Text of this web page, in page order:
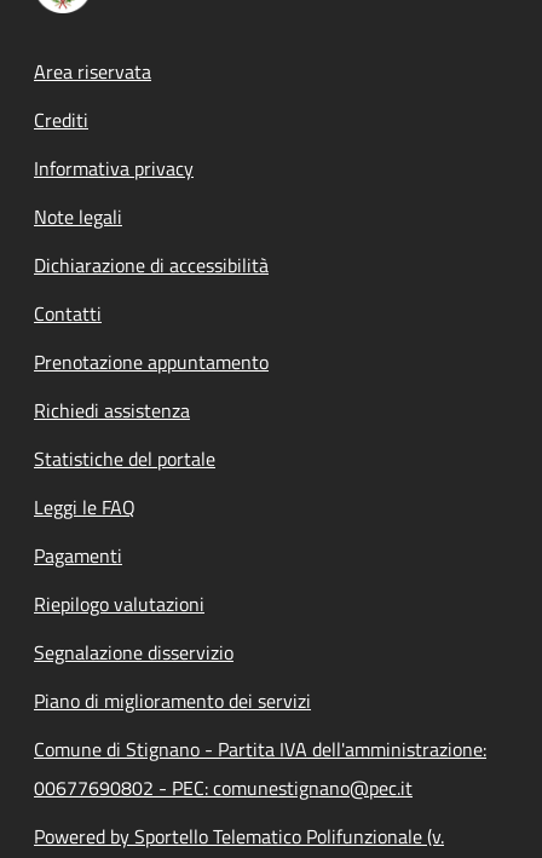
Footer menu
Area riservata
Crediti
Informativa privacy
Note legali
Dichiarazione di accessibilità
Contatti
Prenotazione appuntamento
Richiedi assistenza
Statistiche del portale
Leggi le FAQ
Pagamenti
Riepilogo valutazioni
Segnalazione disservizio
Piano di miglioramento dei servizi
Comune di Stignano - Partita IVA dell'amministrazione:
00677690802 - PEC: comunestignano@pec.it
Powered by Sportello Telematico Polifunzionale (v.